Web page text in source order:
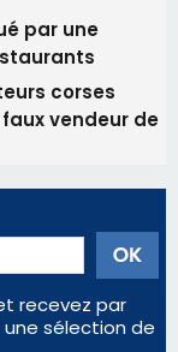
2026
loges
2081
en urgence
par une